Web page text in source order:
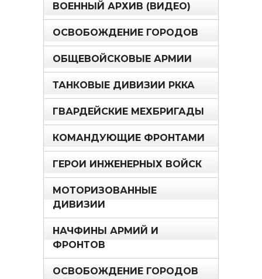
ВОЕННЫЙ АРХИВ (ВИДЕО)
ОСВОБОЖДЕНИЕ ГОРОДОВ
ОБЩЕВОЙСКОВЫЕ АРМИИ
ТАНКОВЫЕ ДИВИЗИИ РККА
ГВАРДЕЙСКИЕ МЕХБРИГАДЫ
КОМАНДУЮЩИЕ ФРОНТАМИ
ГЕРОИ ИНЖЕНЕРНЫХ ВОЙСК
МОТОРИЗОВАННЫЕ
ДИВИЗИИ
НАЧФИНЫ АРМИЙ И
ФРОНТОВ
ОСВОБОЖДЕНИЕ ГОРОДОВ